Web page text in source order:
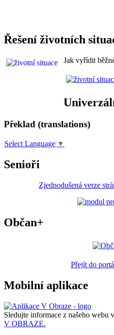
Řešení životních
Jak vyřídit
Překlad (translations)
Select Language ▼
Senioři
Zjednodušená verze
Občan+
Přejít do
Mobilní aplikace
Sledujte informace z našeho webu v
V OBRAZE.